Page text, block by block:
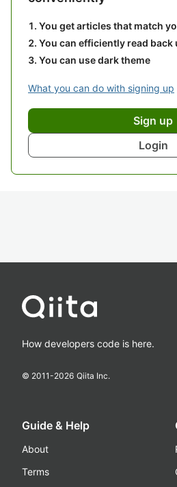
You get articles that match
You can efficiently read
You can use dark theme
What you can do with signing up
Sign up
Login
How developers code is here.
© 2011-2026 Qiita Inc.
Guide & Help
About
Terms